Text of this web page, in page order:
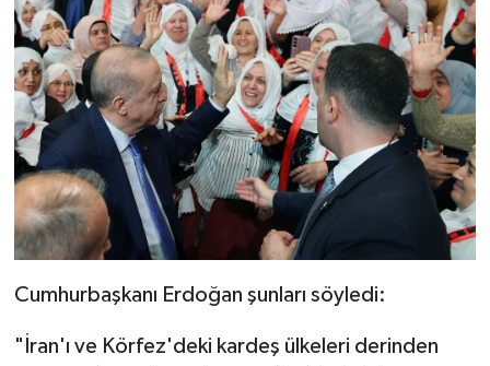
Cumhurbaşkanı Erdoğan şunları söyledi:
"İran'ı ve Körfez'deki kardeş ülkeleri derinden